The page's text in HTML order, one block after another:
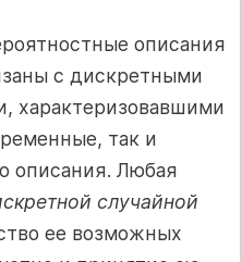
описания
с дискретными
характеризовавшими
так и
описания. Любая
случайной
ее возможных